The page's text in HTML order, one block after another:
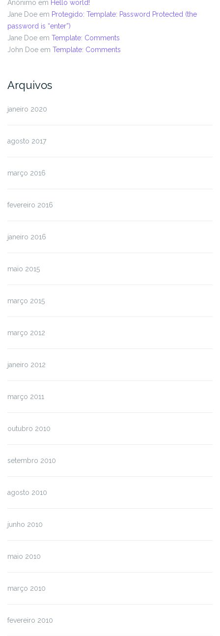
Anônimo em Hello world!
Jane Doe em Protegido: Template: Password Protected (the
password is “enter”)
Jane Doe em Template: Comments
John Doe em Template: Comments
Arquivos
janeiro 2020
agosto 2017
março 2016
fevereiro 2016
janeiro 2016
maio 2015
março 2015
março 2012
janeiro 2012
março 2011
outubro 2010
setembro 2010
agosto 2010
junho 2010
maio 2010
março 2010
fevereiro 2010